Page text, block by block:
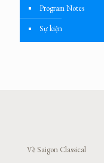
Program Notes
Sự kiện
Về Saigon Classical